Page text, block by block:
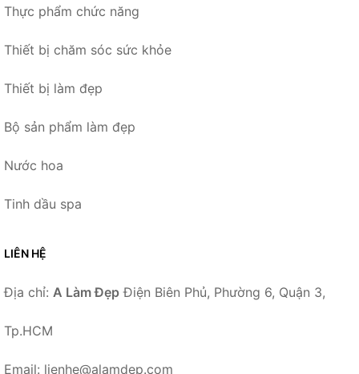
Thực phẩm chức năng
Thiết bị chăm sóc sức khỏe
Thiết bị làm đẹp
Bộ sản phẩm làm đẹp
Nước hoa
Tinh dầu spa
LIÊN HỆ
Địa chỉ: A Làm Đẹp Điện Biên Phủ, Phường 6, Quận 3,
Tp.HCM
Email: lienhe@alamdep.com